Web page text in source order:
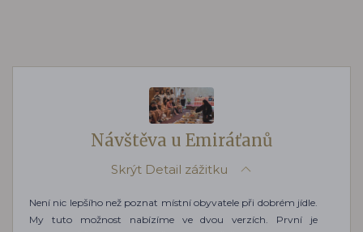
Návštěva u Emiráťanů
Skrýt Detail zážitku
Není nic lepšího než poznat místní obyvatele při dobrém jídle.
My tuto možnost nabízíme ve dvou verzích. První je